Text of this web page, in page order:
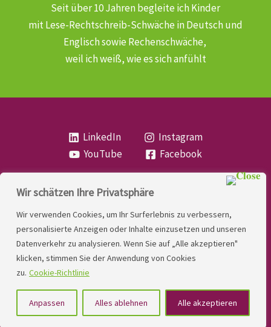
Wir schätzen Ihre Privatsphäre
Wir verwenden Cookies, um Ihr Surferlebnis zu verbessern,
personalisierte Anzeigen oder Inhalte einzusetzen und unseren
Datenverkehr zu analysieren. Wenn Sie auf „Alle akzeptieren"
klicken, stimmen Sie der Anwendung von Cookies
zu. Cookie-Richtlinie
Anpassen Alles ablehnen Alle akzeptieren
Seit über 10 Jahren begleite ich Kinder
mit Lese-Rechtschreib-Schwächein Deutsch und
Englisch sowie Rechenschwäche,
weil ich weiß, wie es sich anfühlt
LinkedIn
Instagram
YouTube
Facebook
LINDNER. 2026 | Powered by
Kontakt
Datenschutzerklärung